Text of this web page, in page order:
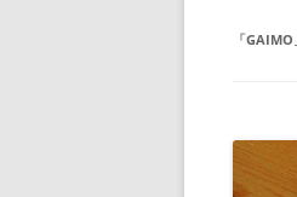
「GAIMO